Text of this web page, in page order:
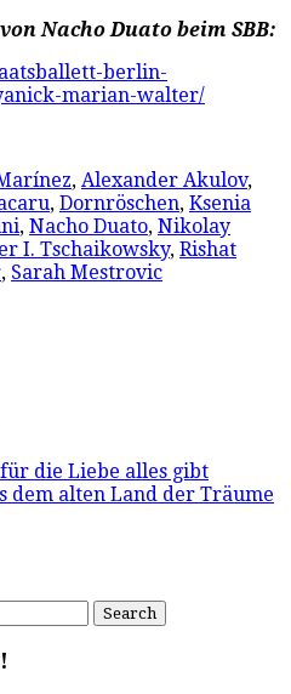
Nacho Duato beim SBB:
berlin-
marian-walter/
, Alexander Akulov,
, Dornröschen, Ksenia
, Nacho Duato, Nikolay
I. Tschaikowsky, Rishat
, Sarah Mestrovic
die Liebe alles gibt
dem alten Land der Träume